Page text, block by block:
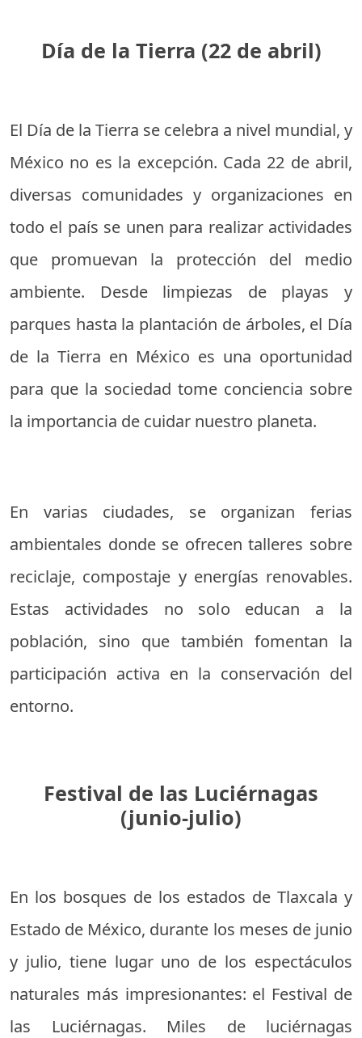
Día de la Tierra (22 de abril)
El Día de la Tierra se celebra a nivel mundial, y
México no es la excepción. Cada 22 de abril,
diversas comunidades y organizaciones en
todo el país se unen para realizar actividades
que promuevan la protección del medio
ambiente. Desde limpiezas de playas y
parques hasta la plantación de árboles, el Día
de la Tierra en México es una oportunidad
para que la sociedad tome conciencia sobre
la importancia de cuidar nuestro planeta.
En varias ciudades, se organizan ferias
ambientales donde se ofrecen talleres sobre
reciclaje, compostaje y energías renovables.
Estas actividades no solo educan a la
población, sino que también fomentan la
participación activa en la conservación del
entorno.
Festival de las Luciérnagas
(junio-julio)
En los bosques de los estados de Tlaxcala y
Estado de México, durante los meses de junio
y julio, tiene lugar uno de los espectáculos
naturales más impresionantes: el Festival de
las Luciérnagas. Miles de luciérnagas